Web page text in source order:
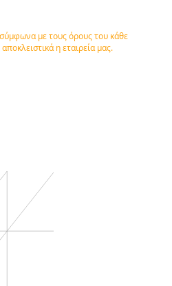
με τους όρους του κάθε
η εταιρεία μας.